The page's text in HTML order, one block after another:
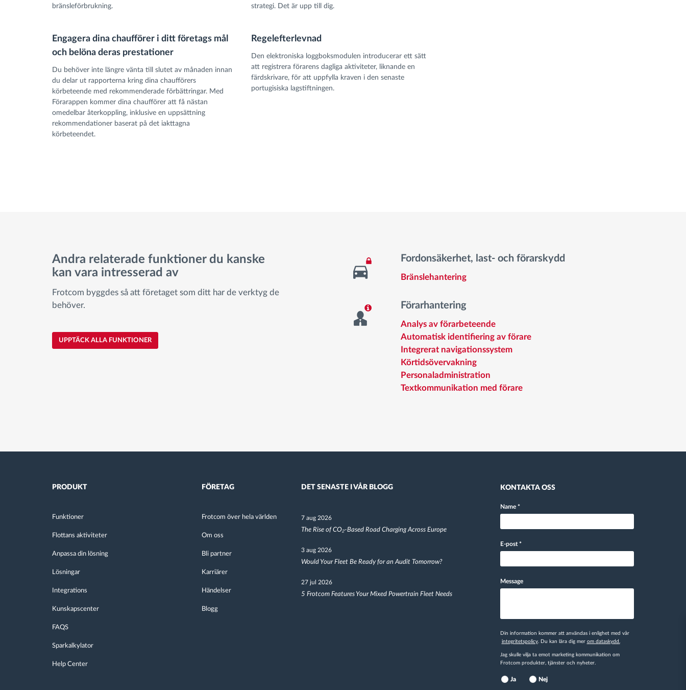
bränsleförbrukning.
strategi. Det är upp till dig.
Engagera dina chaufförer i ditt företags mål
och belöna deras prestationer
Du behöver inte längre vänta till slutet av månaden innan
du delar ut rapporterna kring dina chaufförers
körbeteende med rekommenderade förbättringar. Med
Förarappen kommer dina chaufförer att få nästan
omedelbar återkoppling, inklusive en uppsättning
rekommendationer baserat på det iakttagna
körbeteendet.
Regelefterlevnad
Den elektroniska loggboksmodulen introducerar ett sätt
att registrera förarens dagliga aktiviteter, liknande en
färdskrivare, för att uppfylla kraven i den senaste
portugisiska lagstiftningen.
Andra relaterade funktioner du kanske
kan vara intresserad av
Frotcom byggdes så att företaget som ditt har de verktyg de
behöver.
UPPTÄCK ALLA FUNKTIONER
Fordonsäkerhet, last- och förarskydd
Bränslehantering
Förarhantering
Analys av förarbeteende
Automatisk identifiering av förare
Integrerat navigationssystem
Körtidsövervakning
Personaladministration
Textkommunikation med förare
PRODUKT
Funktioner
Flottans aktiviteter
Anpassa din lösning
Lösningar
Integrations
Kunskapscenter
FAQS
Sparkalkylator
Help Center
FÖRETAG
Frotcom över hela världen
Om oss
Bli partner
Karriärer
Händelser
Blogg
DET SENASTE I VÅR BLOGG
7 aug 2026
The Rise of CO₂-Based Road Charging Across Europe
3 aug 2026
Would Your Fleet Be Ready for an Audit Tomorrow?
27 jul 2026
5 Frotcom Features Your Mixed Powertrain Fleet Needs
KONTAKTA OSS
Name *
E-post*
Message
Din information kommer att användas i enlighet med vår
integritetspolicy. Du kan lära dig mer om dataskydd.
Jag skulle vilja ta emot marketing kommunikation om
Frotcom produkter, tjänster och nyheter.
Ja Nej